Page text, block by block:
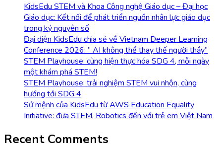
KidsEdu STEM và Khoa Công nghệ Giáo dục – Đại học
Giáo dục: Kết nối để phát triển nguồn nhân lực giáo dục
trong kỷ nguyên số
Đại diện KidsEdu chia sẻ về Vietnam Deeper Learning
Conference 2026: ” AI không thể thay thế người thầy”
STEM Playhouse: cùng hiện thực hóa SDG 4, mỗi ngày
một khám phá STEM!
STEM Playhouse: trải nghiệm STEM vui nhộn, cùng
hướng tới SDG 4
Sứ mệnh của KidsEdu từ AWS Education Equality
Initiative: đưa STEM, Robotics đến với trẻ em Việt Nam
Recent Comments